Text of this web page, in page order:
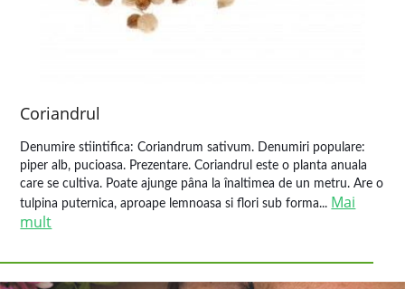
Coriandrul
Denumire stiintifica: Coriandrum sativum. Denumiri populare:
piper alb, pucioasa. Prezentare. Coriandrul este o planta anuala
care se cultiva. Poate ajunge pâna la înaltimea de un metru. Are o
tulpina puternica, aproape lemnoasa si flori sub forma... Mai
mult